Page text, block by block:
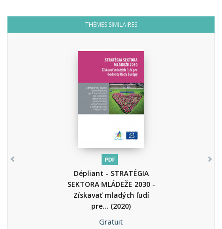
THÈMES SIMILAIRES
PDF
Dépliant - STRATÉGIA
SEKTORA MLÁDEŽE 2030 -
Získavať mladých ľudí
pre... (2020)
Prix
Gratuit